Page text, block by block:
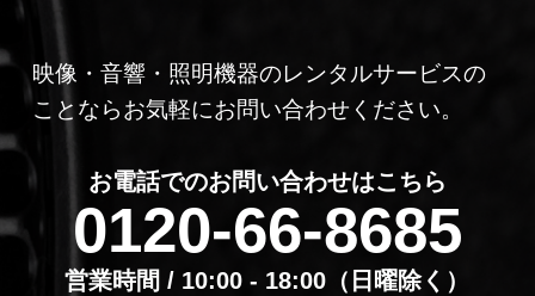
映像・音響・照明機器のレンタルサービスの
ことならお気軽にお問い合わせください。
お電話でのお問い合わせはこちら
0120-66-8685
営業時間 / 10:00 - 18:00（⽇曜除く）